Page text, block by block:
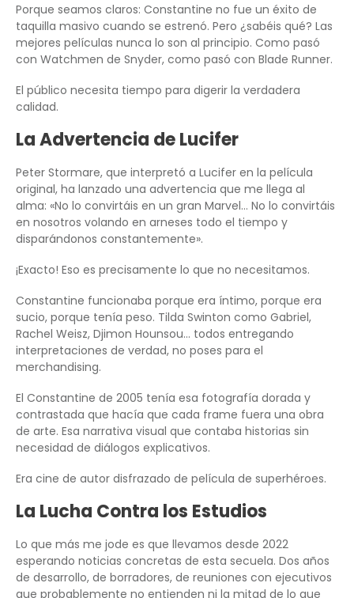
Porque seamos claros: Constantine no fue un éxito de
taquilla masivo cuando se estrenó. Pero ¿sabéis qué? Las
mejores películas nunca lo son al principio. Como pasó
con Watchmen de Snyder, como pasó con Blade Runner.
El público necesita tiempo para digerir la verdadera
calidad.
La Advertencia de Lucifer
Peter Stormare, que interpretó a Lucifer en la película
original, ha lanzado una advertencia que me llega al
alma: «No lo convirtáis en un gran Marvel… No lo convirtáis
en nosotros volando en arneses todo el tiempo y
disparándonos constantemente».
¡Exacto! Eso es precisamente lo que no necesitamos.
Constantine funcionaba porque era íntimo, porque era
sucio, porque tenía peso. Tilda Swinton como Gabriel,
Rachel Weisz, Djimon Hounsou… todos entregando
interpretaciones de verdad, no poses para el
merchandising.
El Constantine de 2005 tenía esa fotografía dorada y
contrastada que hacía que cada frame fuera una obra
de arte. Esa narrativa visual que contaba historias sin
necesidad de diálogos explicativos.
Era cine de autor disfrazado de película de superhéroes.
La Lucha Contra los Estudios
Lo que más me jode es que llevamos desde 2022
esperando noticias concretas de esta secuela. Dos años
de desarrollo, de borradores, de reuniones con ejecutivos
que probablemente no entienden ni la mitad de lo que